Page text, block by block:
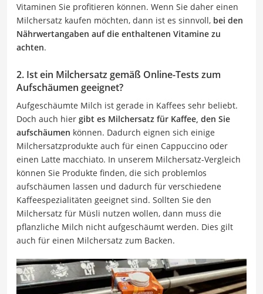
Vitaminen Sie profitieren können. Wenn Sie daher einen
Milchersatz kaufen möchten, dann ist es sinnvoll, bei den
Nährwertangaben auf die enthaltenen Vitamine zu
achten.
2. Ist ein Milchersatz gemäß Online-Tests zum
Aufschäumen geeignet?
Aufgeschäumte Milch ist gerade in Kaffees sehr beliebt.
Doch auch hier gibt es Milchersatz für Kaffee, den Sie
aufschäumen können. Dadurch eignen sich einige
Milchersatzprodukte auch für einen Cappuccino oder
einen Latte macchiato. In unserem Milchersatz-Vergleich
können Sie Produkte finden, die sich problemlos
aufschäumen lassen und dadurch für verschiedene
Kaffeespezialitäten geeignet sind. Sollten Sie den
Milchersatz für Müsli nutzen wollen, dann muss die
pflanzliche Milch nicht aufgeschäumt werden. Dies gilt
auch für einen Milchersatz zum Backen.